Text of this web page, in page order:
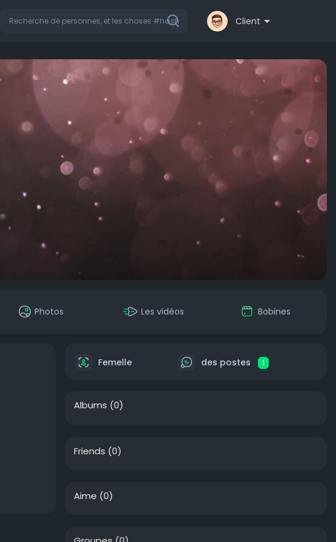
Client
Photos Les vidéos Bobines
Femelle des postes 1
Albums (0)
Friends (0)
Aime (0)